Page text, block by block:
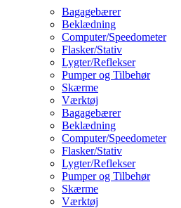
Bagagebærer
Beklædning
Computer/Speedometer
Flasker/Stativ
Lygter/Reflekser
Pumper og Tilbehør
Skærme
Værktøj
Bagagebærer
Beklædning
Computer/Speedometer
Flasker/Stativ
Lygter/Reflekser
Pumper og Tilbehør
Skærme
Værktøj